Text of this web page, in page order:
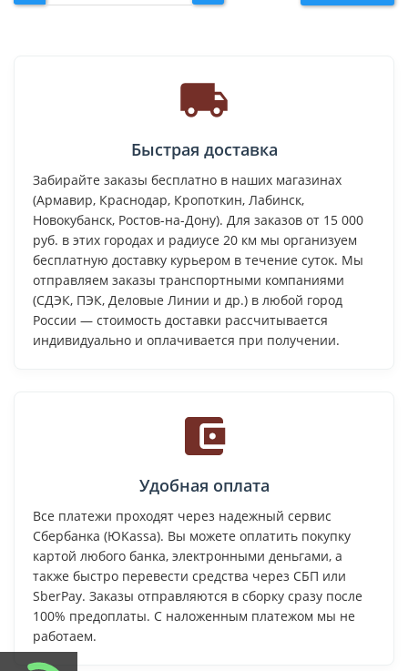
Быстрая доставка
Забирайте заказы бесплатно в наших магазинах
(Армавир, Краснодар, Кропоткин, Лабинск,
Новокубанск, Ростов-на-Дону). Для заказов от 15 000
руб. в этих городах и радиусе 20 км мы организуем
бесплатную доставку курьером в течение суток. Мы
отправляем заказы транспортными компаниями
(СДЭК, ПЭК, Деловые Линии и др.) в любой город
России — стоимость доставки рассчитывается
индивидуально и оплачивается при получении.
Удобная оплата
Все платежи проходят через надежный сервис
Сбербанка (ЮKassa). Вы можете оплатить покупку
картой любого банка, электронными деньгами, а
также быстро перевести средства через СБП или
SberPay. Заказы отправляются в сборку сразу после
100% предоплаты. С наложенным платежом мы не
работаем.